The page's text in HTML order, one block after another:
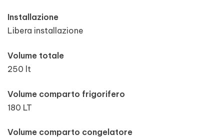
Installazione
Libera installazione
Volume totale
250 lt
Volume comparto frigorifero
180 LT
Volume comparto congelatore